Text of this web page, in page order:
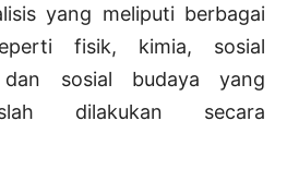
yang meliputi berbagai
fisik, kimia, sosial
sosial budaya yang
dilakukan secara